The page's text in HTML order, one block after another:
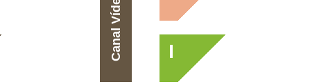
Canal Vídeo